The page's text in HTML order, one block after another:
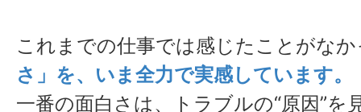
これまでの仕事では感じたことがな
さ」を、いま全力で実感しています。
一番の面白さは、トラブルの“原因”を